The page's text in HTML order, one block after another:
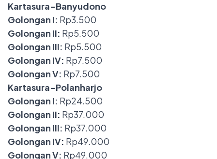
Kartasura-Banyudono
Golongan I: Rp3.500
Golongan II: Rp5.500
Golongan III: Rp5.500
Golongan IV: Rp7.500
Golongan V: Rp7.500
Kartasura-Polanharjo
Golongan I: Rp24.500
Golongan II: Rp37.000
Golongan III: Rp37.000
Golongan IV: Rp49.000
Golongan V: Rp49.000